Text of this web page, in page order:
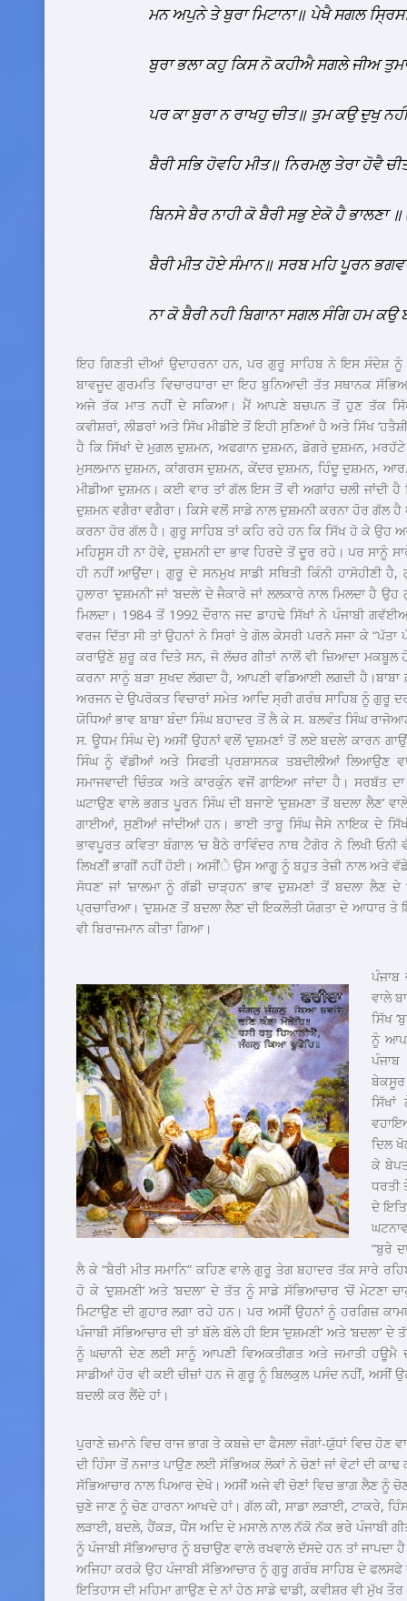
ਮਨ ਅਪੁਨੇ ਤੇ ਬੁਰਾ ਮਿਟਾਨਾ॥ ਪੇਖੈ ਸਗਲ
ਬੁਰਾ ਭਲਾ ਕਹੁ ਕਿਸ ਨੋ ਕਹੀਐ ਸਗਲੇ ਜੀਅ
ਪਰ ਕਾ ਬੁਰਾ ਨ ਰਾਖਹੁ ਚੀਤ॥ ਤੁਮ ਕਉ ਦੁਖੁ
ਬੈਰੀ ਸਭਿ ਹੋਵਹਿ ਮੀਤ॥ ਨਿਰਮਲੁ ਤੇਰਾ ਹੋਵੈ
ਬਿਨਸੇ ਬੈਰ ਨਾਹੀ ਕੋ ਬੈਰੀ ਸਭੁ ਏਕੋ ਹੈ ਭਾਲਣਾ
ਬੈਰੀ ਮੀਤ ਹੋਏ ਸੰਮਾਨ॥ ਸਰਬ ਮਹਿ ਪੂਰਨ
ਨਾ ਕੋ ਬੈਰੀ ਨਹੀ ਬਿਗਾਨਾ ਸਗਲ ਸੰਗਿ ਹਮ
ਇਹ ਗਿਣਤੀ ਦੀਆਂ ਉਦਾਹਰਨਾ ਹਨ, ਪਰ ਗੁਰੂ ਸਾਹਿਬ ਨੇ ਇਸ ਸੰਦੇਸ਼
ਬਾਵਜੂਦ ਗੁਰਮਤਿ ਵਿਚਾਰਧਾਰਾ ਦਾ ਇਹ ਬੁਨਿਆਦੀ ਤੱਤ ਸਥਾਨਕ
ਅਜੇ ਤੱਕ ਮਾਤ ਨਹੀਂ ਦੇ ਸਕਿਆ। ਮੈਂ ਆਪਣੇ ਬਚਪਨ ਤੋਂ ਹੁਣ ਤੱਕ ਸਿੱਖ
ਕਵੀਸ਼ਰਾਂ, ਲੀਡਰਾਂ ਅਤੇ ਸਿੱਖ ਮੀਡੀਏ ਤੋਂ ਇਹੀ ਸੁਣਿਆਂ ਹੈ ਅਤੇ ਸਿੱਖ
ਹੈ ਕਿ ਸਿੱਖਾਂ ਦੇ ਮੁਗਲ ਦੁਸ਼ਮਨ, ਅਫਗਾਨ ਦੁਸ਼ਮਨ, ਡੋਗਰੇ ਦੁਸ਼ਮਨ,
ਮੁਸਲਮਾਨ ਦੁਸ਼ਮਨ, ਕਾਂਗਰਸ ਦੁਸ਼ਮਨ, ਕੇਂਦਰ ਦੁਸ਼ਮਨ, ਹਿੰਦੂ ਦੁਸ਼ਮਨ,
ਮੀਡੀਆ ਦੁਸ਼ਮਨ। ਕਈ ਵਾਰ ਤਾਂ ਗੱਲ ਇਸ ਤੋਂ ਵੀ ਅਗਾਂਹ ਚਲੀ ਜਾਂਦੀ ਹੈ
ਦੁਸ਼ਮਨ ਵਗੈਰਾ ਵਗੈਰਾ। ਕਿਸੇ ਵਲੋਂ ਸਾਡੇ ਨਾਲ ਦੁਸ਼ਮਨੀ ਕਰਨਾ ਹੋਰ ਗੱਲ
ਕਰਨਾ ਹੋਰ ਗੱਲ ਹੈ। ਗੁਰੂ ਸਾਹਿਬ ਤਾਂ ਕਹਿ ਰਹੇ ਹਨ ਕਿ ਸਿੱਖ ਹੋ ਕੇ ਉਹ
ਮਹਿਸੂਸ ਹੀ ਨਾ ਹੋਵੇ, ਦੁਸ਼ਮਨੀ ਦਾ ਭਾਵ ਹਿਰਦੇ ਤੋਂ ਦੂਰ ਰਹੇ। ਪਰ ਸਾਨੂੰ
ਹੀ ਨਹੀਂ ਆਉਂਦਾ। ਗੁਰੂ ਦੇ ਸਨਮੁਖ ਸਾਡੀ ਸਥਿਤੀ ਕਿੰਨੀ ਹਾਸੋਹੀਣੀ
ਹੁਲਾਰਾ ‘ਦੁਸ਼ਮਨੀ’ ਜਾਂ ‘ਬਦਲੇ’ ਦੇ ਜੈਕਾਰੇ ਜਾਂ ਲਲਕਾਰੇ ਨਾਲ ਮਿਲਦਾ ਹੈ
ਮਿਲਦਾ। 1984 ਤੋਂ 1992 ਦੌਰਾਨ ਜਦ ਡਾਹਢੇ ਸਿੱਖਾਂ ਨੇ ਪੰਜਾਬੀ
ਵਰਜ ਦਿੱਤਾ ਸੀ ਤਾਂ ਉਹਨਾਂ ਨੇ ਸਿਰਾਂ ਤੇ ਗੋਲ ਕੇਸਰੀ ਪਰਨੇ ਸਜਾ ਕੇ “ਪੱਤਾ
ਕਰਾਉਣੇ ਸ਼ੁਰੂ ਕਰ ਦਿਤੇ ਸਨ, ਜੋ ਲੱਚਰ ਗੀਤਾਂ ਨਾਲੋਂ ਵੀ ਜ਼ਿਆਦਾ
ਕਰਨਾ ਸਾਨੂੰ ਬੜਾ ਸੁਖਦ ਲੱਗਦਾ ਹੈ, ਆਪਣੀ ਵਡਿਆਈ ਲਗਦੀ ਹੈ।ਬਾਬਾ
ਅਰਜਨ ਦੇ ਉਪਰੋਕਤ ਵਿਚਾਰਾਂ ਸਮੇਤ ਆਦਿ ਸ੍ਰੀ ਗਰੰਥ ਸਾਹਿਬ ਨੂੰ ਗੁਰੂ
ਯੋਧਿਆਂ ਭਾਵ ਬਾਬਾ ਬੰਦਾ ਸਿੰਘ ਬਹਾਦਰ ਤੋਂ ਲੈ ਕੇ ਸ. ਬਲਵੰਤ ਸਿੰਘ
ਸ. ਊਧਮ ਸਿੰਘ ਦੇ) ਅਸੀਂ ਉਹਨਾਂ ਵਲੋਂ ‘ਦੁਸ਼ਮਣਾਂ ਤੋਂ ਲਏ ਬਦਲੇ’ ਕਾਰਨ
ਸਿੰਘ ਨੂੰ ਵੱਡੀਆਂ ਅਤੇ ਸਿਫਤੀ ਪ੍ਰਸ਼ਾਸਨਕ ਤਬਦੀਲੀਆਂ ਲਿਆਉਣ
ਸਮਾਜਵਾਦੀ ਚਿੰਤਕ ਅਤੇ ਕਾਰਕੁੰਨ ਵਜੋਂ ਗਾਇਆ ਜਾਂਦਾ ਹੈ। ਸਰਬੱਤ
ਘਟਾਉਣ ਵਾਲੇ ਭਗਤ ਪੂਰਨ ਸਿੰਘ ਦੀ ਬਜਾਏ ‘ਦੁਸ਼ਮਣਾ ਤੋਂ ਬਦਲਾ ਲੈਣ’
ਗਾਈਆਂ, ਸੁਣੀਆਂ ਜਾਂਦੀਆਂ ਹਨ। ਭਾਈ ਤਾਰੂ ਸਿੰਘ ਜੈਸੇ ਨਾਇਕ ਦੇ
ਭਾਵਪੂਰਤ ਕਵਿਤਾ ਬੰਗਾਲ ‘ਚ ਬੈਠੇ ਰਾਵਿੰਦਰ ਨਾਥ ਟੈਗੋਰ ਨੇ ਲਿਖੀ
ਲਿਖਣੀਂ ਭਾਗੀਂ ਨਹੀਂ ਹੋਈ। ਅਸੀਂੇ ਉਸ ਆਗੂ ਨੂੰ ਬਹੁਤ ਤੇਜ਼ੀ ਨਾਲ ਅਤੇ ਵੱਡੇ
ਸੋਧਣ’ ਜਾਂ ‘ਜ਼ਾਲਮਾ ਨੂੰ ਗੱਡੀ ਚਾੜ੍ਹਨ’ ਭਾਵ ਦੁਸ਼ਮਣਾਂ ਤੋਂ ਬਦਲਾ ਲੈਣ
ਪ੍ਰਚਾਰਿਆ। ‘ਦੁਸ਼ਮਣ ਤੋਂ ਬਦਲਾ ਲੈਣ’ ਦੀ ਇਕਲੌਤੀ ਯੋਗਤਾ ਦੇ ਆਧਾਰ
ਵੀ ਬਿਰਾਜਮਾਨ ਕੀਤਾ ਗਿਆ।
ਪੰਜਾਬ
ਵਾਲੇ
ਸਿੱਖ
ਨੂੰ
ਬੇਕਸੂਰ
ਦਿਲ
ਕੇ
ਧਰਤੀ
ਦੇ
“ਬੁਰੇ
ਲੈ ਕੇ “ਬੈਰੀ ਮੀਤ ਸਮਾਨਿ” ਕਹਿਣ ਵਾਲੇ ਗੁਰੂ ਤੇਗ ਬਹਾਦਰ ਤੱਕ ਸਾਰੇ
ਹੋ ਕੇ ‘ਦੁਸ਼ਮਣੀ’ ਅਤੇ ‘ਬਦਲਾ’ ਦੇ ਤੱਤ ਨੂੰ ਸਾਡੇ ਸੱਭਿਆਚਾਰ ‘ਚੋਂ ਮੇਟਣਾ
ਮਿਟਾਉਣ ਦੀ ਗੁਹਾਰ ਲਗਾ ਰਹੇ ਹਨ। ਪਰ ਅਸੀਂ ਉਹਨਾਂ ਨੂੰ ਹਰਗਿਜ਼
ਪੰਜਾਬੀ ਸੱਭਿਆਚਾਰ ਦੀ ਤਾਂ ਬੱਲੇ ਬੱਲੇ ਹੀ ਇਸ ‘ਦੁਸ਼ਮਣੀ’ ਅਤੇ ‘ਬਦਲਾ’
ਨੂੰ ਘਚਾਨੀ ਦੇਣ ਲਈ ਸਾਨੂੰ ਆਪਣੀ ਵਿਅਕਤੀਗਤ ਅਤੇ ਜਮਾਤੀ ਹਊਮੈ
ਸਾਡੀਆਂ ਹੋਰ ਵੀ ਕਈ ਚੀਜ਼ਾਂ ਹਨ ਜੋ ਗੁਰੂ ਨੂੰ ਬਿਲਕੁਲ ਪਸੰਦ ਨਹੀਂ, ਅਸੀਂ
ਬਦਲੀ ਕਰ ਲੈਂਦੇ ਹਾਂ।
ਪੁਰਾਣੇ ਜ਼ਮਾਨੇ ਵਿਚ ਰਾਜ ਭਾਗ ਤੇ ਕਬਜ਼ੇ ਦਾ ਫੈਸਲਾ ਜੰਗਾਂ-ਯੁੱਧਾਂ ਵਿਚ ਹੋਣ
ਦੀ ਹਿੰਸਾ ਤੋਂ ਨਜਾਤ ਪਾਉਣ ਲਈ ਸੱਭਿਅਕ ਲੋਕਾਂ ਨੇ ਚੋਣਾਂ ਜਾਂ ਵੋਟਾਂ ਦੀ
ਸੱਭਿਆਚਾਰ ਨਾਲ ਪਿਆਰ ਦੇਖੋ। ਅਸੀਂ ਅਜੇ ਵੀ ਚੋਣਾਂ ਵਿਚ ਭਾਗ ਲੈਣ ਨੂੰ
ਚੁਣੇ ਜਾਣ ਨੂੰ ਚੋਣ ਹਾਰਨਾ ਆਖਦੇ ਹਾਂ। ਗੱਲ ਕੀ, ਸਾਡਾ ਲੜਾਈ, ਟਾਕਰੇ,
ਲੜਾਈ, ਬਦਲੇ, ਹੈਂਕੜ, ਧੌਂਸ ਅਦਿ ਦੇ ਮਸਾਲੇ ਨਾਲ ਨੱਕੋ ਨੱਕ ਭਰੇ ਪੰਜਾਬੀ
ਨੂੰ ਪੰਜਾਬੀ ਸੱਭਿਆਚਾਰ ਨੂੰ ਬਚਾਉਣ ਵਾਲੇ ਰਖਵਾਲੇ ਦੱਸਦੇ ਹਨ ਤਾਂ ਜਾਪਦਾ
ਅਜਿਹਾ ਕਰਕੇ ਉਹ ਪੰਜਾਬੀ ਸੱਭਿਆਚਾਰ ਨੂੰ ਗੁਰੂ ਗਰੰਥ ਸਾਹਿਬ ਦੇ ਫਲਸਫੇ
ਇਤਿਹਾਸ ਦੀ ਮਹਿਮਾ ਗਾਉਣ ਦੇ ਨਾਂ ਹੇਠ ਸਾਡੇ ਢਾਡੀ, ਕਵੀਸ਼ਰ ਵੀ ਮੁੱਖ